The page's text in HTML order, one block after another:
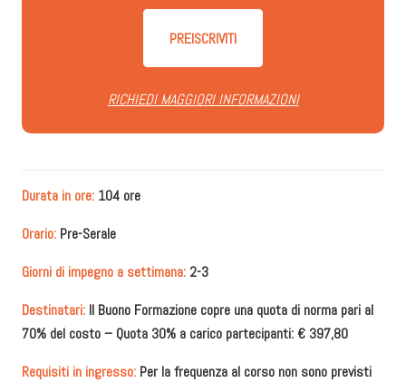
PREISCRIVITI
RICHIEDI MAGGIORI INFORMAZIONI
Durata in ore: 104 ore
Orario: Pre-Serale
Giorni di impegno a settimana: 2-3
Destinatari: Il Buono Formazione copre una quota di norma pari al
70% del costo – Quota 30% a carico partecipanti: € 397,80
Requisiti in ingresso: Per la frequenza al corso non sono previsti